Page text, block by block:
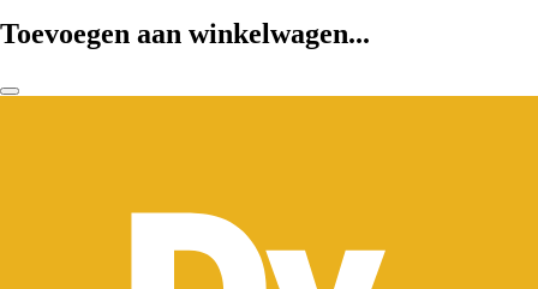
Toevoegen aan winkelwagen...